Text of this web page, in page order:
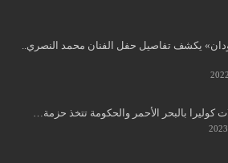
يكشف تفاصيل حفل الفنان محمد النصري..
كوليرا بالبحر الأحمر والحكومة تتخذ حزمة…